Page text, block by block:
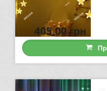
405,00грн